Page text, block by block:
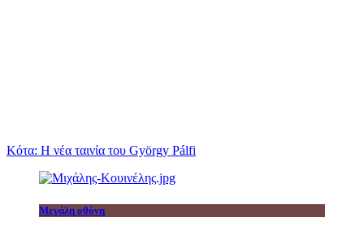
Κότα: Η νέα ταινία του György Pálfi
Μεγάλη οθόνη